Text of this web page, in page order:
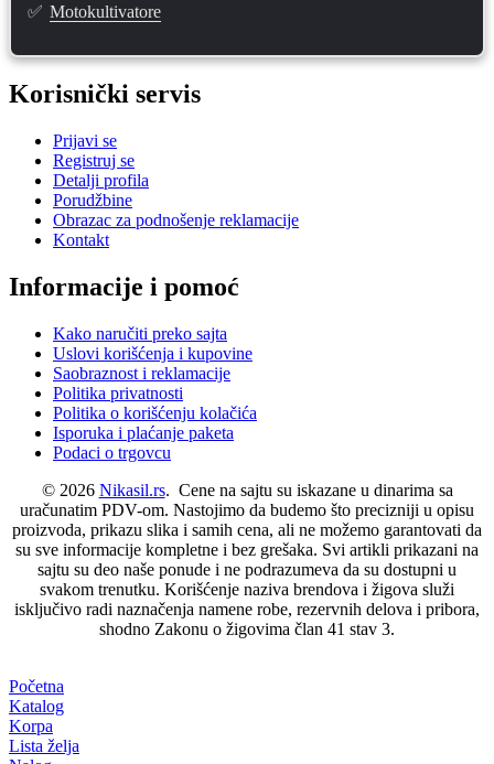
✅ Motokultivatore
Korisnički servis
Prijavi se
Registruj se
Detalji profila
Porudžbine
Obrazac za podnošenje reklamacije
Kontakt
Informacije i pomoć
Kako naručiti preko sajta
Uslovi korišćenja i kupovine
Saobraznost i reklamacije
Politika privatnosti
Politika o korišćenju kolačića
Isporuka i plaćanje paketa
Podaci o trgovcu
© 2026 Nikasil.rs. Cene na sajtu su iskazane u dinarima sa
uračunatim PDV-om. Nastojimo da budemo što precizniji u opisu
proizvoda, prikazu slika i samih cena, ali ne možemo garantovati da
su sve informacije kompletne i bez grešaka. Svi artikli prikazani na
sajtu su deo naše ponude i ne podrazumeva da su dostupni u
svakom trenutku. Korišćenje naziva brendova i žigova služi
isključivo radi naznačenja namene robe, rezervnih delova i pribora,
shodno Zakonu o žigovima član 41 stav 3.
Početna
Katalog
Korpa
Lista želja